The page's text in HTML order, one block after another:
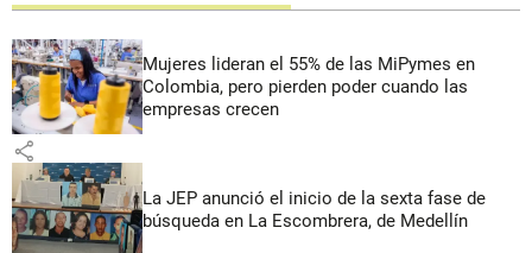
Mujeres lideran el 55% de las MiPymes en
Colombia, pero pierden poder cuando las
empresas crecen
share
La JEP anunció el inicio de la sexta fase de
búsqueda en La Escombrera, de Medellín